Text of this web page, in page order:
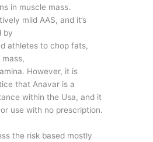
in muscle mass.
mild AAS, and it’s
by
athletes to chop fats,
However, it is
that Anavar is a
within the Usa, and it
use with no prescription.
the risk based mostly